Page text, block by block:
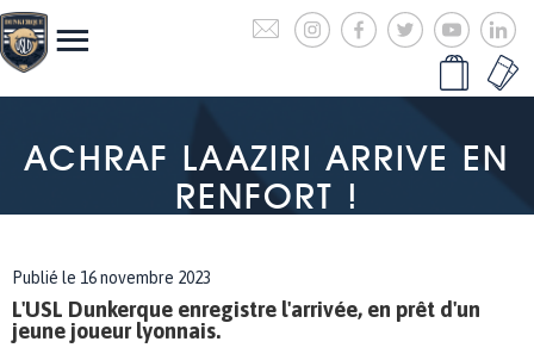
ACHRAF LAAZIRI ARRIVE EN
RENFORT !
Publié le 16 novembre 2023
L'USL Dunkerque enregistre l'arrivée, en prêt d'un
jeune joueur lyonnais.